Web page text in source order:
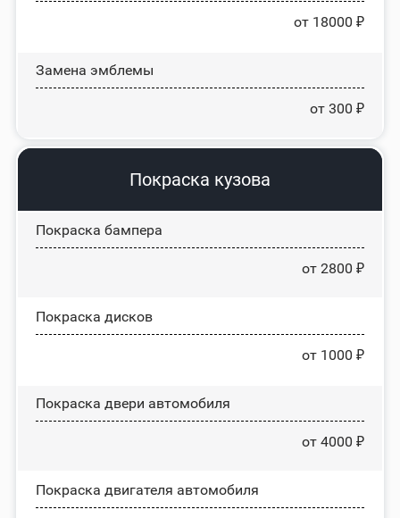
от 18000 ₽
Замена эмблемы
от 300 ₽
Покраска кузова
Покраска бампера
от 2800 ₽
Покраска дисков
от 1000 ₽
Покраска двери автомобиля
от 4000 ₽
Покраска двигателя автомобиля